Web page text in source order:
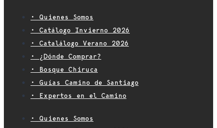
• Quienes Somos
• Catálogo Invierno 2026
• Catalálogo Verano 2026
• ¿Dónde Comprar?
• Bosque Chiruca
• Guías Camino de Santiago
• Expertos en el Camino
• Quienes Somos